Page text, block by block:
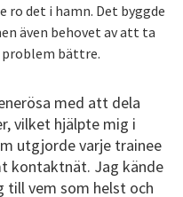
ro det i hamn. Det byggde
även behovet av att ta
bättre.
med att dela
vilket hjälpte mig i
utgjorde varje trainee
kontaktnät. Jag kände
till vem som helst och